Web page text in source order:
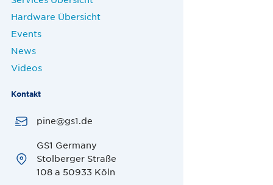
Hardware Übersicht
Events
News
Videos
Kontakt
pine@gs1.de
GS1 Germany
Stolberger Straße
108 a 50933 Köln